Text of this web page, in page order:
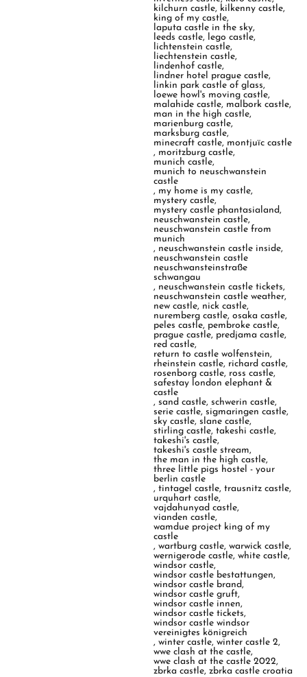
kilchurn castle, kilkenny castle,
king of my castle,
laputa castle in the sky,
leeds castle, lego castle,
lichtenstein castle,
liechtenstein castle,
lindenhof castle,
lindner hotel prague castle,
linkin park castle of glass,
loewe howl's moving castle,
malahide castle, malbork castle,
man in the high castle,
marienburg castle,
marksburg castle,
minecraft castle, montjuïc castle
, moritzburg castle,
munich castle,
munich to neuschwanstein
castle
, my home is my castle,
mystery castle,
mystery castle phantasialand,
neuschwanstein castle,
neuschwanstein castle from
munich
, neuschwanstein castle inside,
neuschwanstein castle
neuschwansteinstraße
schwangau
, neuschwanstein castle tickets,
neuschwanstein castle weather,
new castle, nick castle,
nuremberg castle,osaka castle,
peles castle, pembroke castle,
prague castle, predjama castle,
red castle,
return to castle wolfenstein,
rheinstein castle, richard castle,
rosenborg castle, ross castle,
safestay london elephant &
castle
,sand castle,schwerin castle,
serie castle,sigmaringen castle,
sky castle,slane castle,
stirling castle,takeshi castle,
takeshi's castle,
takeshi's castle stream,
the man in the high castle,
three little pigs hostel - your
berlin castle
,tintagel castle,trausnitz castle,
urquhart castle,
vajdahunyad castle,
vianden castle,
wamdue project king of my
castle
,wartburg castle,warwick castle,
wernigerode castle,white castle,
windsor castle,
windsor castle bestattungen,
windsor castle brand,
windsor castle gruft,
windsor castle innen,
windsor castle tickets,
windsor castle windsor
vereinigtes königreich
,winter castle,winter castle 2,
wwe clash at the castle,
wwe clash at the castle 2022,
zbrka castle,zbrka castle croatia